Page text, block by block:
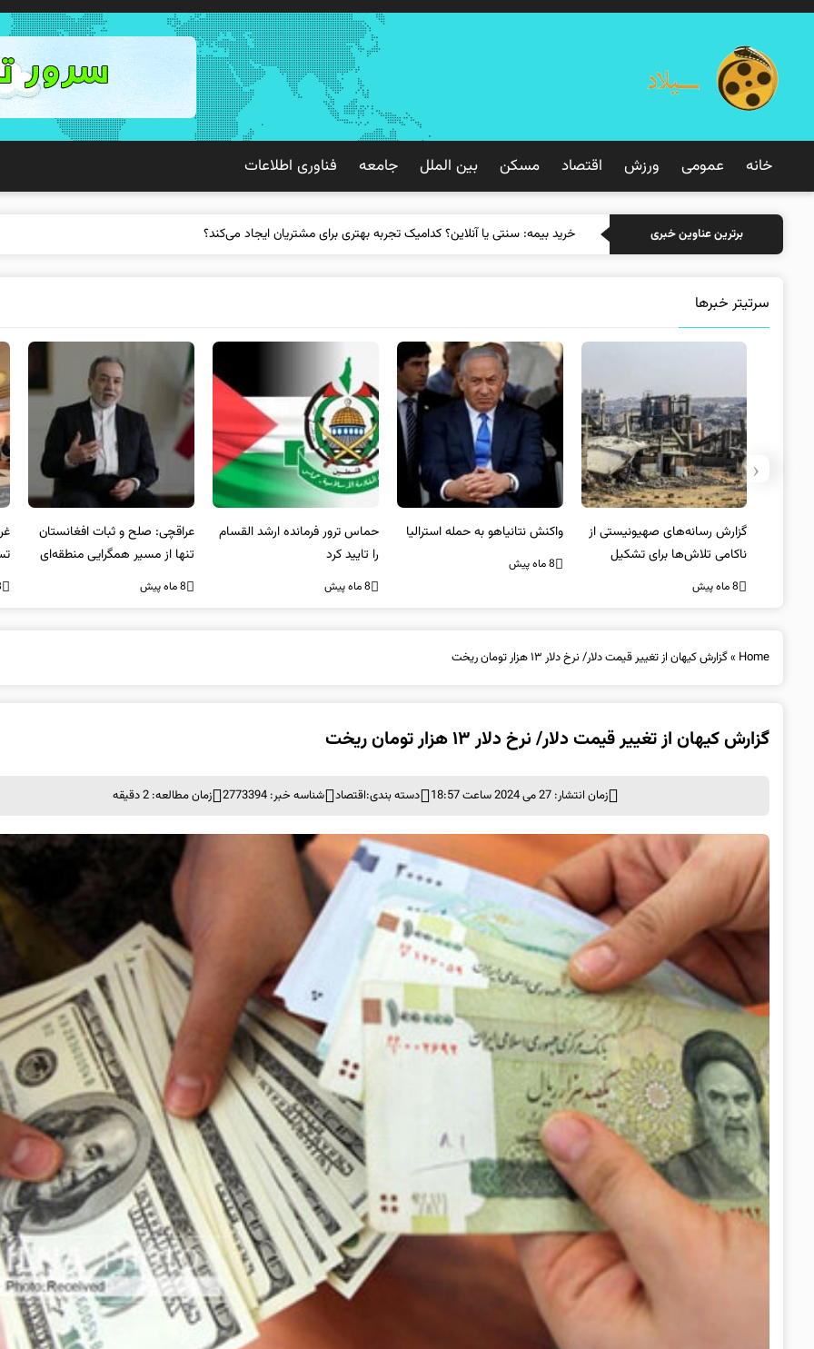
خانه عمومی ورزش اقتصاد مسکن بین الملل جامعه فناوری اطلاعات
برترین عناوین خبری خرید ب
سرتیتر خبرها
واکنش نتانیاهو به حمله استرالیا
حماس ترور فرمانده ارشد القسام
را تایید کرد
عراقچی: صلح و ثبات افغانستان
تنها از مسیر همگرایی منطقه‌ای
محقق می‌شود
8 ماه پیش
غریب آبادی: مردم ایران هرگز
تسلیم تهدیدات و تجاوزات
نخواهند شد و متحد و منسجم
8 ماه پیش 8
‹
Home
»گزارش کیهان از تغییر قیمت دلار/ نرخ دلار ۱۳ هزار تومان ریخت
گزارش کیهان از تغییر قیمت دلار/ نرخ دلار ۱۳ هزار تومان ریخت
زمان انتشار: 27 می 2024 ساعت 18:57 دسته بندی:اقتصاد شناسه خبر: 2773394 زمان مطالعه: 2 دقیقه